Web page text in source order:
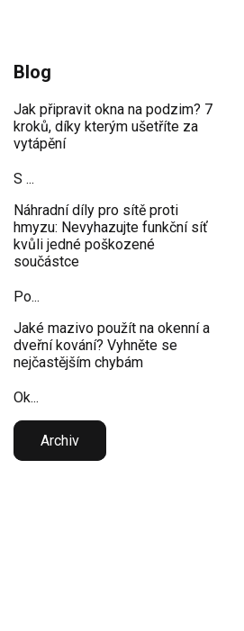
Blog
Jak připravit okna na podzim? 7
kroků, díky kterým ušetříte za
vytápění
S ...
Náhradní díly pro sítě proti
hmyzu: Nevyhazujte funkční síť
kvůli jedné poškozené
součástce
Po...
Jaké mazivo použít na okenní a
dveřní kování? Vyhněte se
nejčastějším chybám
Ok...
Archiv